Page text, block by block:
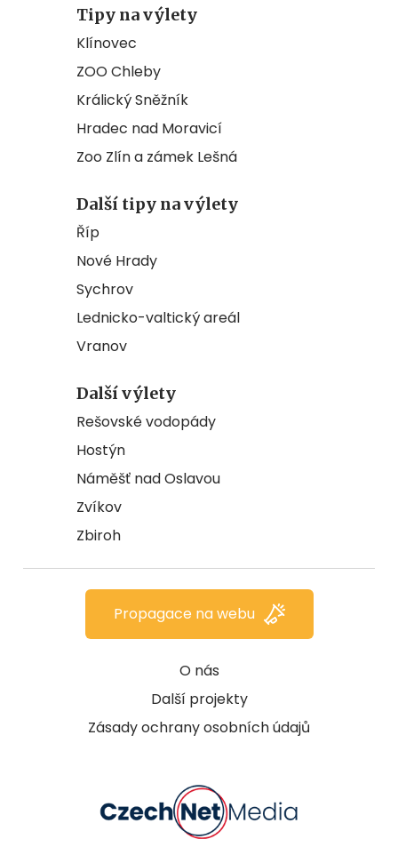
Tipy na výlety
Klínovec
ZOO Chleby
Králický Sněžník
Hradec nad Moravicí
Zoo Zlín a zámek Lešná
Další tipy na výlety
Říp
Nové Hrady
Sychrov
Lednicko-valtický areál
Vranov
Další výlety
Rešovské vodopády
Hostýn
Náměšť nad Oslavou
Zvíkov
Zbiroh
O nás
Další projekty
Zásady ochrany osobních údajů
Propagace na webu